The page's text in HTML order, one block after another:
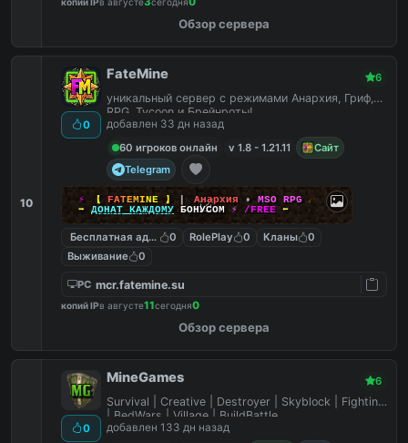
Обзор сервера
10
0
FateMine 6
уникальный сервер с режимами Анархия, Гриф,
RPG, Tycoon и Брейнроты!
добавлен 33 дн назад
60 игроков онлайн
v 1.8 - 1.21.11
Сайт
Telegram
⚡ 【 FATEMINE 】 Анархия • MSO RPG ☄
➡ ДОНАТ КАЖДОМУ БОНУСОМ ⚡ /FREE ⬅
Бесплатная админка
0 RolePlay 0 Кланы
0
Выживание
0
PC mcr.fatemine.su
копий IPв августе11сегодня0
Обзор сервера
0
MineGames 6
Survival | Creative | Destroyer | Skyblock | Fighting
| BedWars | Village | BuildBattle
добавлен 133 дн назад